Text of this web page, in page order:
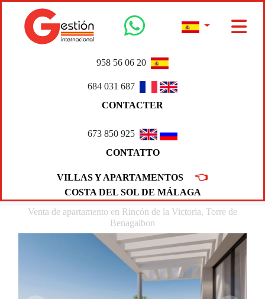
958 56 06 20
684 031 687
CONTACTER
673 850 925
CONTATTO
VILLAS Y APARTAMENTOS 👈
COSTA DEL SOL DE MÁLAGA
Venta de apartamento en Rincón de la Victoria, Torre de
Benagalbon